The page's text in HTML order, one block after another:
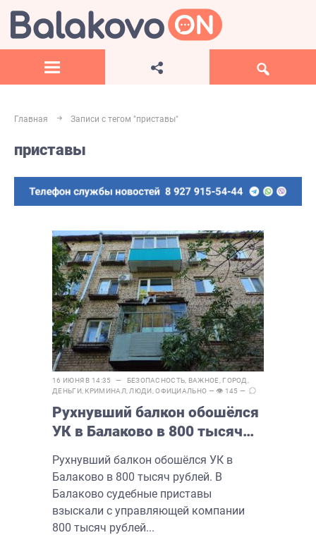
Главная Записи с тегом "приставы"
приставы
16 ИЮНЯ В 14:35 — БЕЗОПАСНОСТЬ ВАЖНОЕ ГОРОД
ДЕНЬГИ, КРИМИНАЛ ЛЮДИ ,ОФИЦИАЛЬНО — 👁 145 —
Рухнувший балкон обошёлся
УК в Балаково в 800 тысяч
Рухнувший балкон обошёлся УК в
Балаково в 800 тысяч рублей. В
Балаково судебные приставы
взыскали с управляющей компании
800 тысяч рублей...